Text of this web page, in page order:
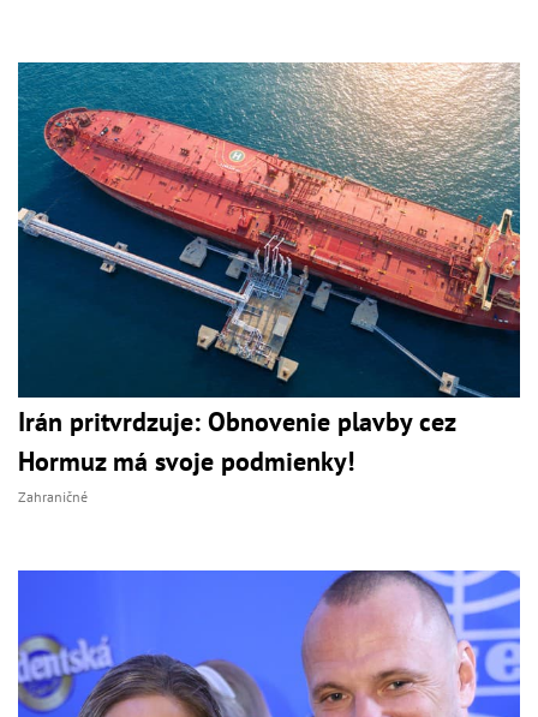
Irán pritvrdzuje: Obnovenie plavby cez
Hormuz má svoje podmienky!
Zahraničné